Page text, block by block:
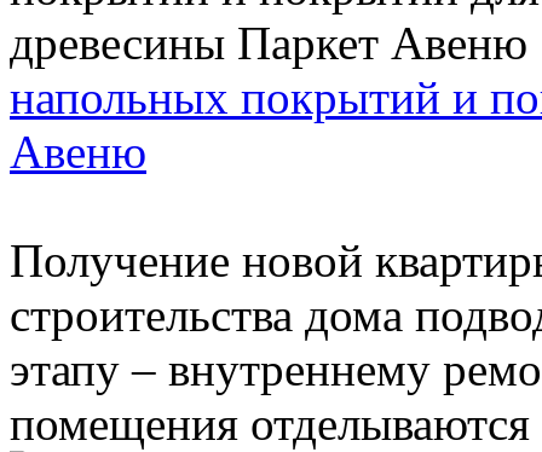
напольных покрытий и
Авеню
Получение новой
строительства дома
этапу – внутреннему
помещения